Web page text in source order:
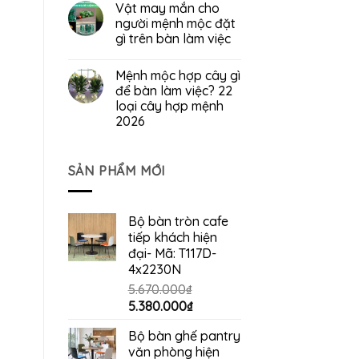
Vật may mắn cho
người mệnh mộc đặt
gì trên bàn làm việc
Mệnh mộc hợp cây gì
để bàn làm việc? 22
loại cây hợp mệnh
2026
SẢN PHẨM MỚI
Bộ bàn tròn cafe
tiếp khách hiện
đại- Mã: T117D-
4x2230N
5.670.000₫
Giá
là:
5.670.000₫.
5.380.000₫Giá
tại
là:
Bộ bàn ghế pantry
văn phòng hiện